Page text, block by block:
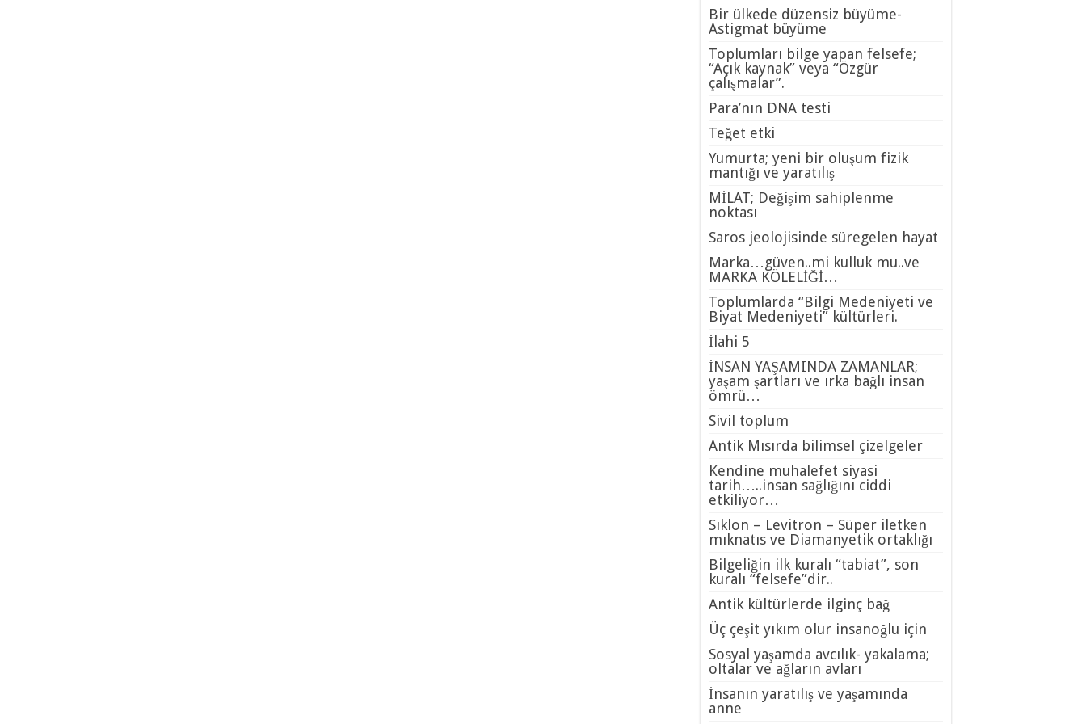
Bir ülkede düzensiz büyüme-
Astigmat büyüme
Toplumları bilge yapan felsefe;
“Açık kaynak” veya “Özgür
çalışmalar”.
Para’nın DNA testi
Teğet etki
Yumurta; yeni bir oluşum fizik
mantığı ve yaratılış
MİLAT; Değişim sahiplenme
noktası
Saros jeolojisinde süregelen hayat
Marka…güven..mi kulluk mu..ve
MARKA KÖLELİĞİ…
Toplumlarda “Bilgi Medeniyeti ve
Biyat Medeniyeti” kültürleri.
İlahi 5
İNSAN YAŞAMINDA ZAMANLAR;
yaşam şartları ve ırka bağlı insan
ömrü…
Sivil toplum
Antik Mısırda bilimsel çizelgeler
Kendine muhalefet siyasi
tarih…..insan sağlığını ciddi
etkiliyor…
Sıklon – Levitron – Süper iletken
mıknatıs ve Diamanyetik ortaklığı
Bilgeliğin ilk kuralı “tabiat”, son
kuralı “felsefe”dir..
Antik kültürlerde ilginç bağ
Üç çeşit yıkım olur insanoğlu için
Sosyal yaşamda avcılık- yakalama;
oltalar ve ağların avları
İnsanın yaratılış ve yaşamında
anne